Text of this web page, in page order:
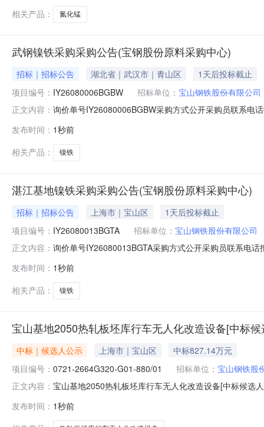
相关产品：
氮化锰
武钢镍铁采购采购公告(宝钢股份原料采购中心)
招标｜招标公告 湖北省｜武汉市｜青山区
1天后投标截止
项目编号： IY26080006BGBW 招标单位： 宝山钢铁股份有限公司
正文内容： 询价单号IY26080006BGBW采购方式公开采购员联系电
保证金额度：300000.0元三、商务条款：定价说明：湿
发布时间： 1秒前
相关产品：
镍铁
湛江基地镍铁采购采购公告(宝钢股份原料采购中心)
招标｜招标公告 上海市｜宝山区
1天后投标截止
项目编号： IY26080013BGTA 招标单位： 宝山钢铁股份有限公司
正文内容： 询价单号IY26080013BGTA采购方式公开采购员联系电
300000.0元三、商务条款：定价说明：湿公吨。限价类
发布时间： 1秒前
相关产品：
镍铁
宝山基地2050热轧板坯库行车无人化改造设备[中标
中标｜候选人公示 上海市｜宝山区
中标827.14万元
项目编号： 0721-2664G320-G01-880/01 招标单位： 宝山钢铁股
正文内容： 宝山基地2050热轧板坯库行车无人化改造设备[中标候选
人化改造设备的中标候选人，现公示如下：一、评标情
发布时间： 1秒前